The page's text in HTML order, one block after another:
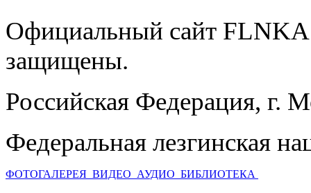
Официальный сайт
защищены.
Российская Федерация, г.
Федеральная лезгинская
ФОТОГАЛЕРЕЯ ВИДЕО АУДИО БИБЛИОТЕКА